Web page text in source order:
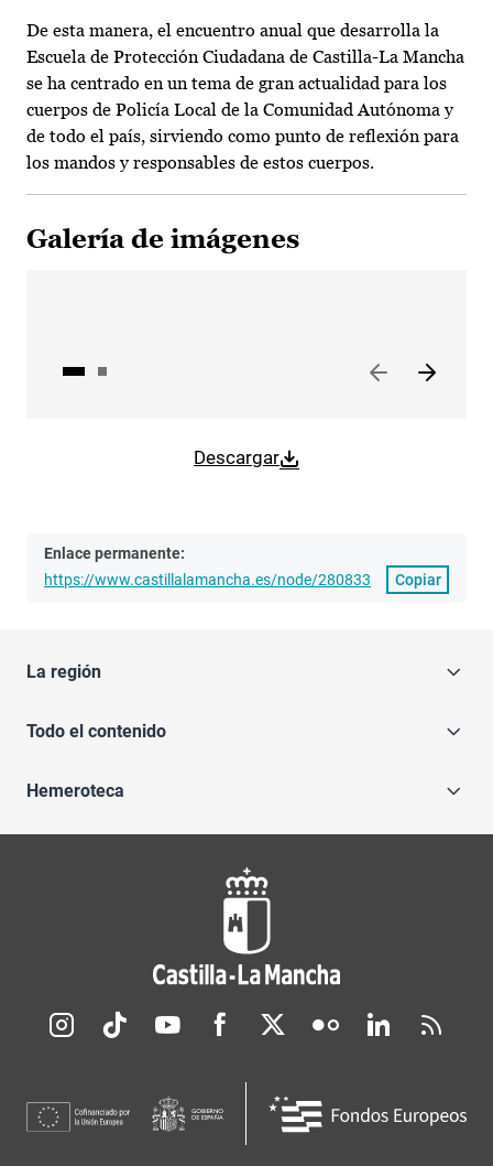
De esta manera, el encuentro anual que desarrolla la
Escuela de Protección Ciudadana de Castilla-La Mancha
se ha centrado en un tema de gran actualidad para los
cuerpos de Policía Local de la Comunidad Autónoma y
de todo el país, sirviendo como punto de reflexión para
los mandos y responsables de estos cuerpos.
Galería de imágenes
Descargar
Enlace permanente:
https://www.castillalamancha.es/node/280833
Copiar
La región
Todo el contenido
Hemeroteca
Redes sociales JCCM